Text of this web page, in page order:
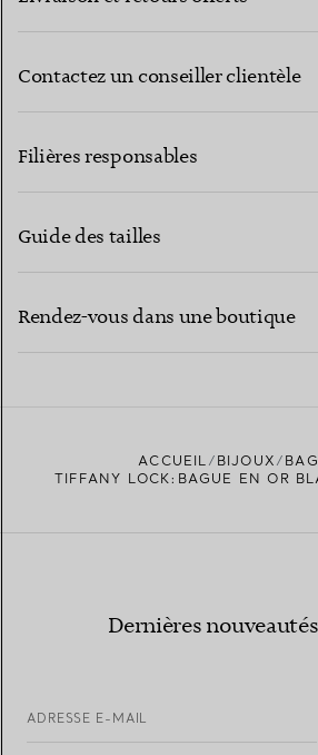
Contactez un conseiller clientèle
Filières responsables
Guide des tailles
Rendez-vous dans une boutique
TROUVEZ LA BOUTIQUE LA PLUS PROCHE
ACCUEIL BIJOUX
TIFFANY LOCK:BAGUE EN OR
Dernières
ADRESSE E-MAIL